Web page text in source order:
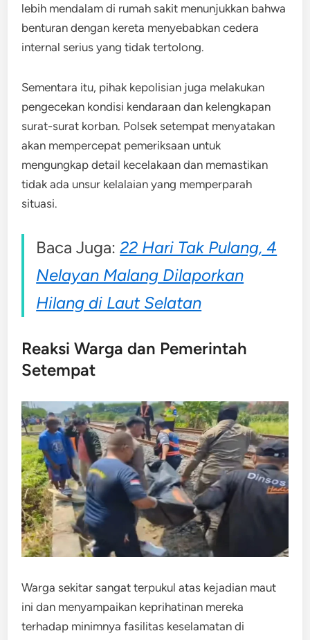
lebih mendalam di rumah sakit menunjukkan bahwa
benturan dengan kereta menyebabkan cedera
internal serius yang tidak tertolong.
Sementara itu, pihak kepolisian juga melakukan
pengecekan kondisi kendaraan dan kelengkapan
surat-surat korban. Polsek setempat menyatakan
akan mempercepat pemeriksaan untuk
mengungkap detail kecelakaan dan memastikan
tidak ada unsur kelalaian yang memperparah
situasi.
Baca Juga:22 Hari Tak Pulang, 4
Nelayan Malang Dilaporkan
Hilang di Laut Selatan
Reaksi Warga dan Pemerintah
Setempat
Warga sekitar sangat terpukul atas kejadian maut
ini dan menyampaikan keprihatinan mereka
terhadap minimnya fasilitas keselamatan di